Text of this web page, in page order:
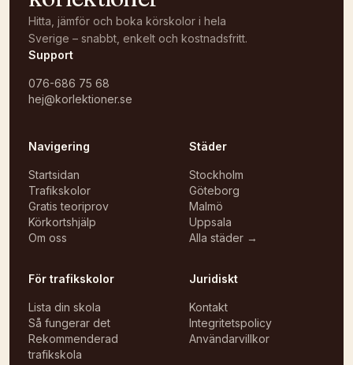
Hitta, jämför och boka körskolor i hela
Sverige – snabbt, enkelt och kostnadsfritt.
Support
076-686 75 68
hej@korlektioner.se
Navigering
Startsidan
Trafikskolor
Gratis teoriprov
Körkortshjälp
Om oss
Städer
Stockholm
Göteborg
Malmö
Uppsala
Alla städer →
För trafikskolor
Lista din skola
Så fungerar det
Rekommenderad
trafikskola
Juridiskt
Kontakt
Integritetspolicy
Användarvillkor